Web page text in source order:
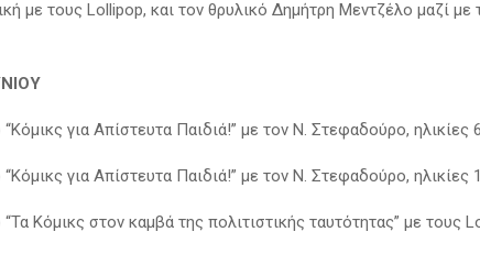
με τους Lollipop, και τον θρυλικό Δημήτρη Μεντζέλο μαζί με
για Απίστευτα Παιδιά!” με τον Ν. Στεφαδούρο, ηλικίες
για Απίστευτα Παιδιά!” με τον Ν. Στεφαδούρο, ηλικίες
Κόμικς στον καμβά της πολιτιστικής ταυτότητας” με τους